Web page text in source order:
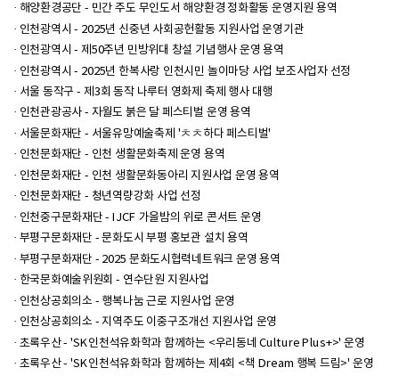
· 해양환경공단 - 민간 주도 무인도서 해양환경 정화활동 운영지원 용역
· 인천광역시 - 2025년 신중년 사회공헌활동 지원사업 운영기관
· 인천광역시 - 제50주년 민방위대 창설 기념행사 운영 용역
· 인천광역시 - 2025년 한복사랑 인천시민 놀이마당 사업 보조사업자 선정
· 서울 동작구 - 제3회 동작 나루터 영화제 축제 행사 대행
· 인천관광공사 - 자월도 붉은 달 페스티벌 운영 용역
· 서울문화재단 - 서울유망예술축제 'ㅊㅊ하다 페스티벌'
· 인천문화재단 - 인천 생활문화축제 운영 용역
· 인천문화재단 - 인천 생활문화동아리 지원사업 운영 용역
· 인천문화재단 - 청년역량강화 사업 선정
· 인천중구문화재단 - IJCF 가을밤의 위로 콘서트 운영
· 부평구문화재단 - 문화도시 부평 홍보관 설치 용역
· 부평구문화재단 - 2025 문화도시협력네트워크 운영 용역
· 한국문화예술위원회 - 연수단원 지원사업
· 인천상공회의소 - 행복나눔 근로 지원사업 운영
· 인천상공회의소 - 지역주도 이중구조개선 지원사업 운영
· 초록우산 - 'SK인천석유화학과 함께하는 <우리동네 Culture Plus+>' 운영
· 초록우산 - 'SK인천석유화학과 함께하는 제4회 <책 Dream 행복 드림>' 운영